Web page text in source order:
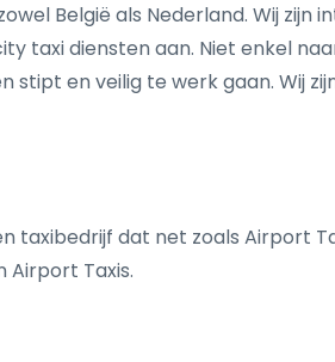
België als Nederland. Wij
taxi diensten aan. Niet enkel
en veilig te werk gaan. Wij
taxibedrijf dat net​ ​​zo​​als Airport
Airport Taxis.